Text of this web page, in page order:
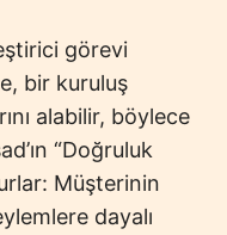
görevi
bir kuruluş
alabilir, böylece
“Doğruluk
Müşterinin
dayalı